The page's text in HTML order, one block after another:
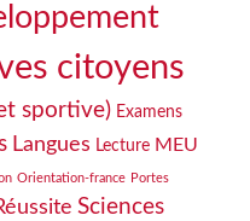
citoyens
sportive) Examens
Langues Lecture MEU
Orientation-france Portes
Sciences